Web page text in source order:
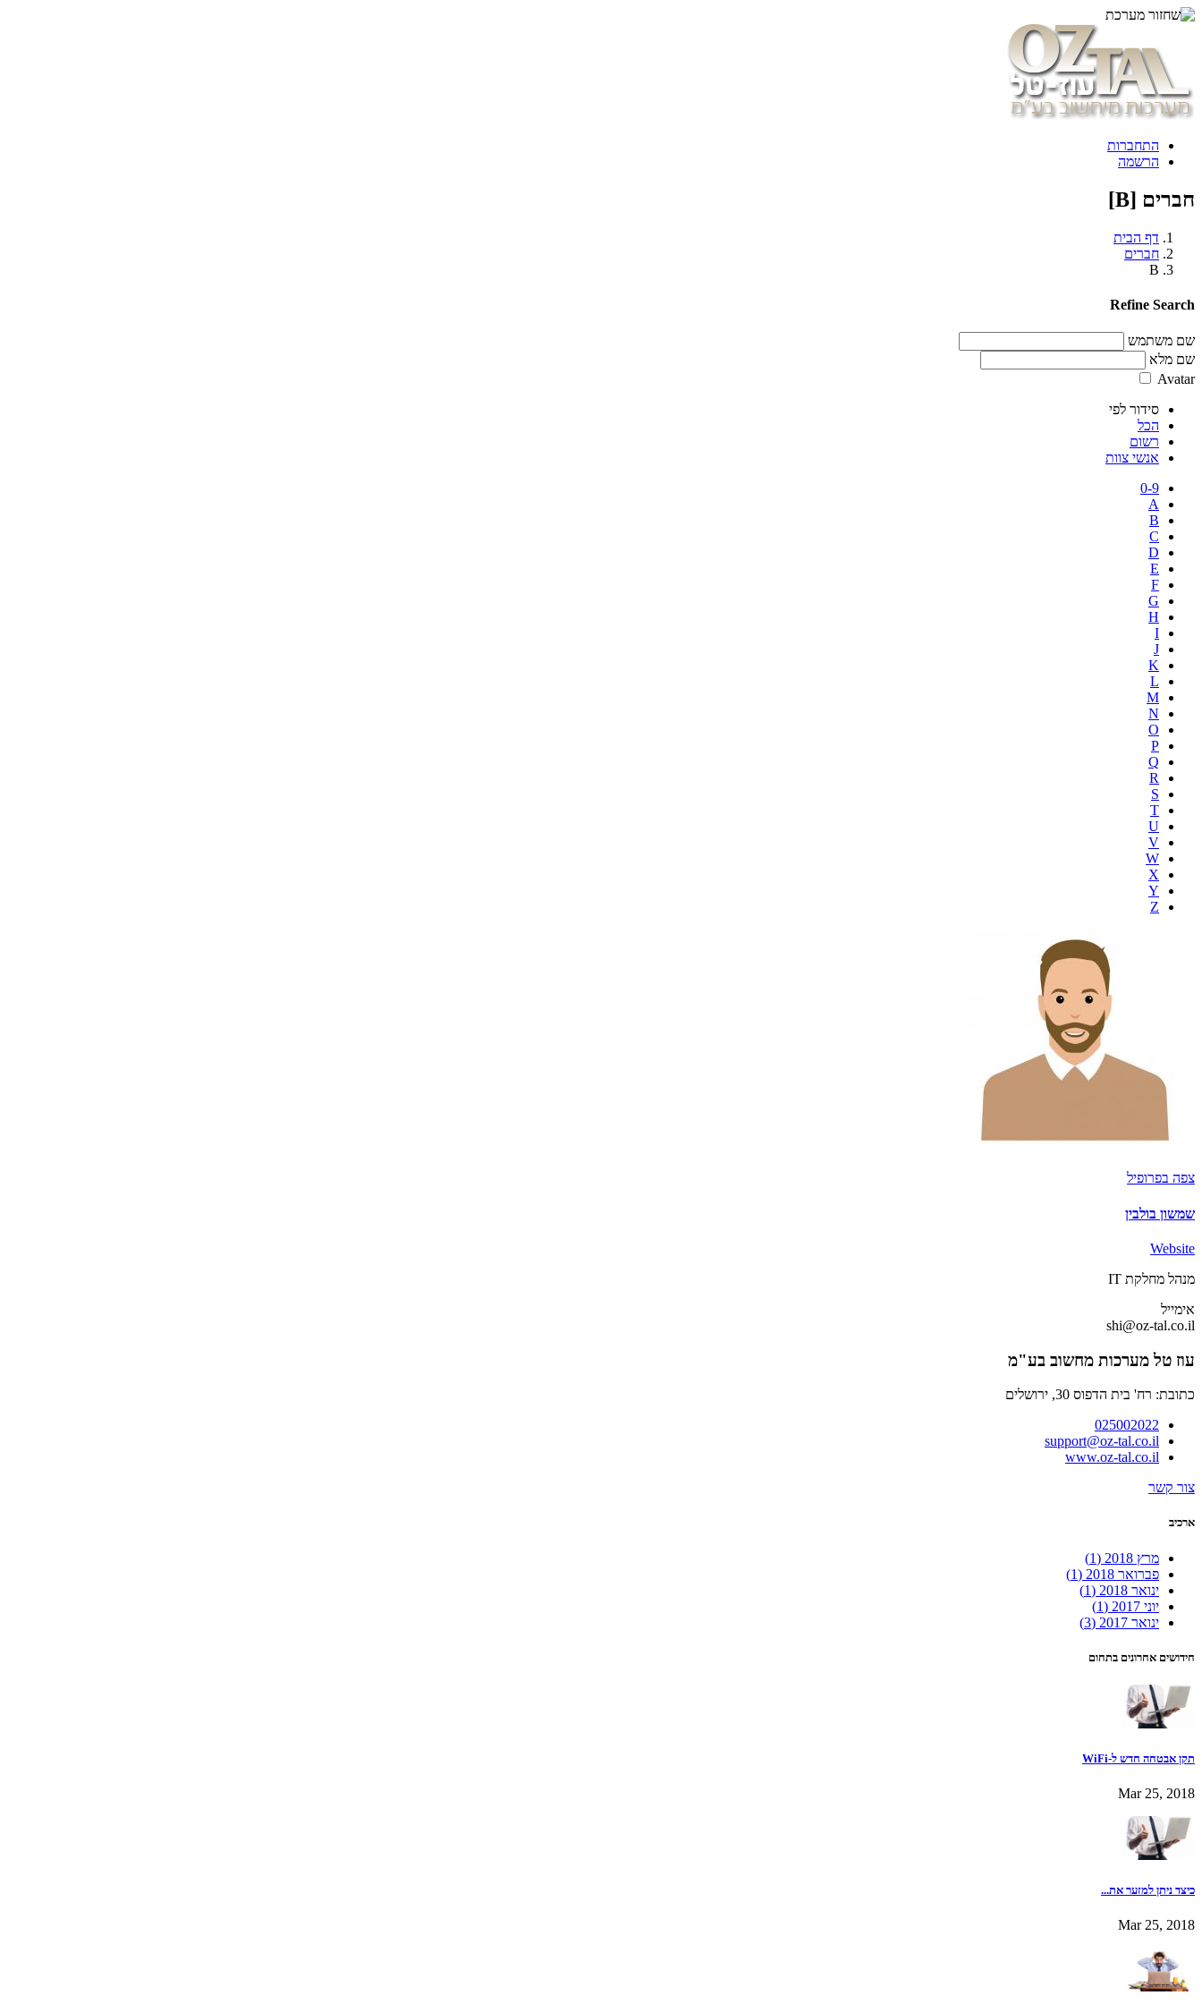
התחברות
הרשמה
חברים [B]
דף הבית
חברים
B
Refine Search
שם משתמש
שם מלא
Avatar
סידור לפי
הכל
רשום
אנשי צוות
0-9
A
B
C
D
E
F
G
H
I
J
K
L
M
N
O
P
Q
R
S
T
U
V
W
X
Y
Z
צפה בפרופיל
שמשון בולבין
Website
מנהל מחלקת IT
אימייל
shi@oz-tal.co.il
עוז טל מערכות מחשוב בע"מ
כתובת: רח' בית הדפוס 30, ירושלים
025002022
support@oz-tal.co.il
www.oz-tal.co.il
צור קשר
ארכיב
מרץ 2018
(1)
פברואר 2018
(1)
ינואר 2018
(1)
יוני 2017
(1)
ינואר 2017
(3)
חידושים אחרונים בתחום
תקן אבטחה חדש ל-WiFi
Mar 25, 2018
כיצד ניתן למזער את...
Mar 25, 2018